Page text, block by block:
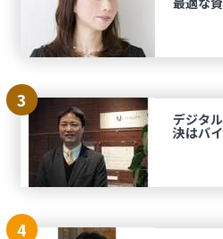
3
デジタ
決はバ
4